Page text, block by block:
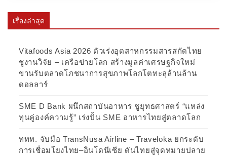
เรื่องล่าสุด
Vitafoods Asia 2026 ตัวเร่งอุตสาหกรรมสารสกัดไทย
ชูงานวิจัย – เครือข่ายโลก สร้างมูลค่าเศรษฐกิจใหม่
ขานรับตลาดโภชนาการสุขภาพโลกโตทะลุล้านล้าน
ดอลลาร์
SME D Bank ผนึกสถาบันอาหาร ชูยุทธศาสตร์ “แหล่ง
ทุนคู่องค์ความรู้” เร่งปั้น SME อาหารไทยสู่ตลาดโลก
ททท. จับมือ TransNusa Airline – Traveloka ยกระดับ
การเชื่อมโยงไทย–อินโดนีเซีย ดันไทยสู่จุดหมายปลาย